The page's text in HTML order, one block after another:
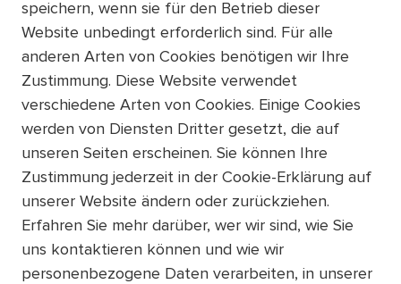
speichern, wenn sie für den Betrieb dieser
Website unbedingt erforderlich sind. Für alle
anderen Arten von Cookies benötigen wir Ihre
Zustimmung. Diese Website verwendet
verschiedene Arten von Cookies. Einige Cookies
werden von Diensten Dritter gesetzt, die auf
unseren Seiten erscheinen. Sie können Ihre
Zustimmung jederzeit in der Cookie-Erklärung auf
unserer Website ändern oder zurückziehen.
Erfahren Sie mehr darüber, wer wir sind, wie Sie
uns kontaktieren können und wie wir
personenbezogene Daten verarbeiten, in unserer